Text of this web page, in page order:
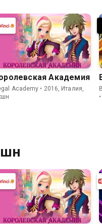
Академия
Academy • 2016, Италия,